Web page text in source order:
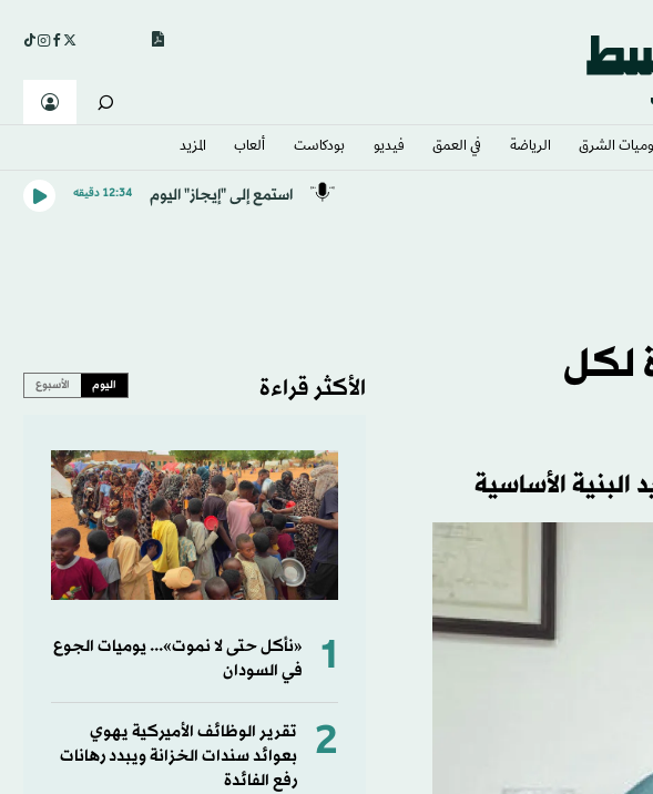
الشرق​ الرياضة في العمق فيديو بودكاست ألعاب المزيد
استمع إلى "إيجاز" اليوم 12:34 دقيقه
لكل
الأساسية
الأكثر قراءة اليوم الأسبوع
1
«نأكل حتى لا نموت»... يوميات الجوع
في السودان
2
تقرير الوظائف الأميركية يهوي
بعوائد سندات الخزانة ويبدد رهانات
رفع الفائدة